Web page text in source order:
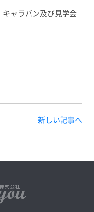
キャラバン及び見学会
新しい記事へ